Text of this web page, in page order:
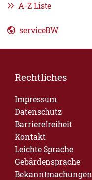
A-Z Liste
serviceBW
Rechtliches
Impressum
Datenschutz
Barrierefreiheit
Kontakt
Leichte Sprache
Gebärdensprache
Bekanntmachungen